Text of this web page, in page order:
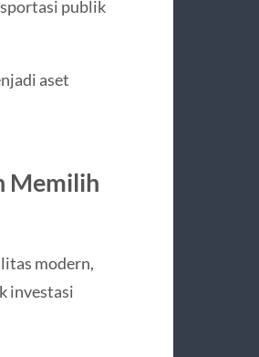
publik
aset
Memilih
modern,
investasi